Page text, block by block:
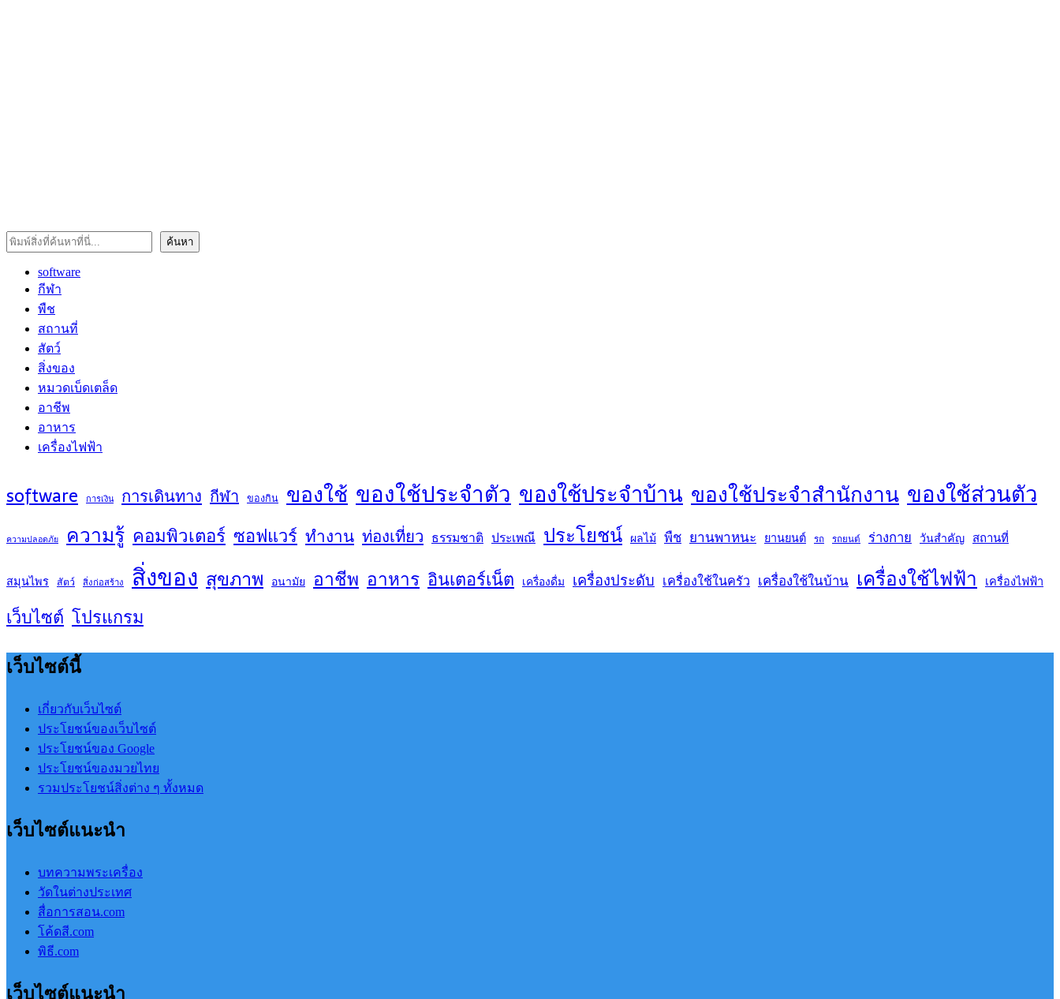
ค้นหา ค้นหา
software
กีฬา
พืช
สถานที่
สัตว์
สิ่งของ
หมวดเบ็ดเตล็ด
อาชีพ
อาหาร
เครื่องไฟฟ้า
software การเงิน การเดินทาง กีฬา ของกิน ของใช้ ของใช้ประจำตัว ของใช้ประจำบ้าน ของใช้ประจำสำนักงาน ของใช้ส่วนตัว
ความปลอดภัย ความรู้ คอมพิวเตอร์ ซอฟแวร์ ทำงาน ท่องเที่ยว ธรรมชาติ ประเพณี ประโยชน์ ผลไม้ พืช ยานพาหนะ ยานยนต์ รถ รถยนต์ ร่างกาย วันสำคัญ สถานที่
สมุนไพร สัตว์ สิ่งก่อสร้าง สิ่งของ สุขภาพ อนามัย อาชีพ อาหาร อินเตอร์เน็ต เครื่องดื่ม เครื่องประดับ เครื่องใช้ในครัว เครื่องใช้ในบ้าน เครื่องใช้ไฟฟ้า เครื่องไฟฟ้า
เว็บไซต์ โปรแกรม
เว็บไซต์นี้
เกี่ยวกับเว็บไซต์
ประโยชน์ของเว็บไซต์
ประโยชน์ของ Google
ประโยชน์ของมวยไทย
รวมประโยชน์สิ่งต่าง ๆ ทั้งหมด
เว็บไซต์แนะนำ
บทความพระเครื่อง
วัดในต่างประเทศ
สื่อการสอน.com
โค้ดสี.com
พิธี.com
เว็บไซต์แนะนำ